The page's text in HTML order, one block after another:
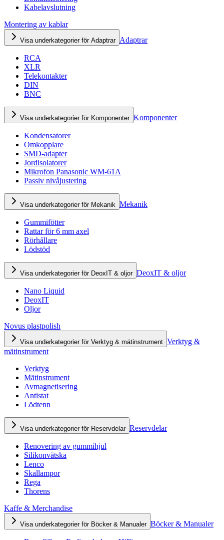
Kabelavslutning
Montering av kablar
Visa underkategorier för Adaptrar Adaptrar
RCA
XLR
Telekontakter
DIN
BNC
Visa underkategorier för Komponenter Komponenter
Kondensatorer
Omkopplare
SMD-adapter
Jordisolatorer
Mikrofon Panasonic WM-61A
Passiv nivåjustering
Visa underkategorier för Mekanik Mekanik
Gummifötter
Rattar för 6 mm axel
Rörhållare
Lödstöd
Visa underkategorier för DeoxIT & oljor DeoxIT & oljor
Nano Liquid
DeoxIT
Oljor
Novus plastpolish
Visa underkategorier för Verktyg & mätinstrument Verktyg &
mätinstrument
Verktyg
Mätinstrument
Avmagnetisering
Antistat
Lödtenn
Visa underkategorier för Reservdelar Reservdelar
Renovering av gummihjul
Silikonvätska
Lenco
Skallampor
Rega
Thorens
Kaffe & Merchandise
Visa underkategorier för Böcker & Manualer Böcker & Manualer